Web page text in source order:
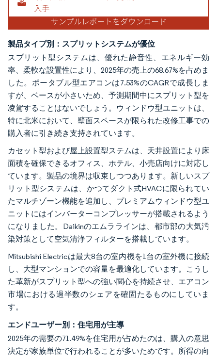
製品タイプ別：スプリットシステムが優位
スプリット型システムは、優れた静音性、エネルギー効
率、柔軟な設置性により、2025年の売上の68.67%を占めま
した。ポータブル型エアコンは7.53%のCAGRで成長しま
すが、ベースが小さいため、予測期間中にスプリット型を
凌駕することはないでしょう。ウィンドウ型ユニットは、
特に北米において、壁面スペースが限られた改修工事での
購入者に引き続き支持されています。
カセット型および屋上設置型ステムは、天井設置により床
面積を確保できるオフィス、ホテル、小売店向けに対応し
ています。製品の境界は収束しつつあります。新しいスプ
リット型システムは、かつてダクト式HVACに限られてい
たマルチゾーン機能を追加し、プレミアムウィンドウ型ユ
ニットにはインバーターコンプレッサーが搭載されるよう
になりました。Daikinのエムララインは、都市部の大気汚
染対策として空気清浄フィルターを搭載しています。
Mitsubishi Electricは最大8台の室内機を1台の室外機に接続
し、大型マンションでの容量を最適化しています。こうし
た革新がスプリット型への強い関心を持続させ、エアコン
市場における過半数のシェアを確固たるものにしていま
す。
エンドユーザー別：住宅用が主導
2025年の需要の71.49%を住宅用が占めたのは、購入の意思
決定が家族単位で行われることが多いためです。所得の向